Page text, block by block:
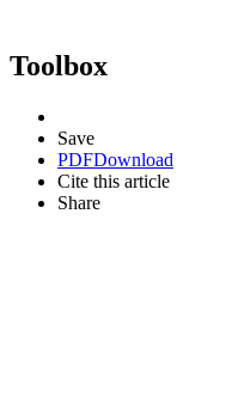
Toolbox
Save
PDFDownload
Cite this article
Share